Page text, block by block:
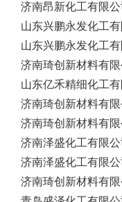
济南昂新化工有限公
山东兴鹏永发化工有
山东兴鹏永发化工有
济南琦创新材料有限
山东亿禾精细化工有
济南琦创新材料有限
济南琦创新材料有限
济南泽盛化工有限公
济南泽盛化工有限公
济南琦创新材料有限